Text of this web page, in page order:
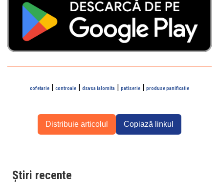
cofetarie | controale | dsvsa ialomita | patiserie | produse panificatie
Distribuie articolul Copiază linkul
Știri recente